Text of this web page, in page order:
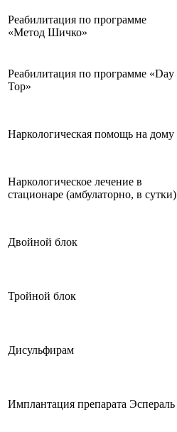
Реабилитация по программе
«Метод Шичко»
Реабилитация по программе «Day
Top»
Наркологическая помощь на дому
Наркологическое лечение в
стационаре (амбулаторно, в сутки)
Двойной блок
Тройной блок
Дисульфирам
Имплантация препарата Эспераль